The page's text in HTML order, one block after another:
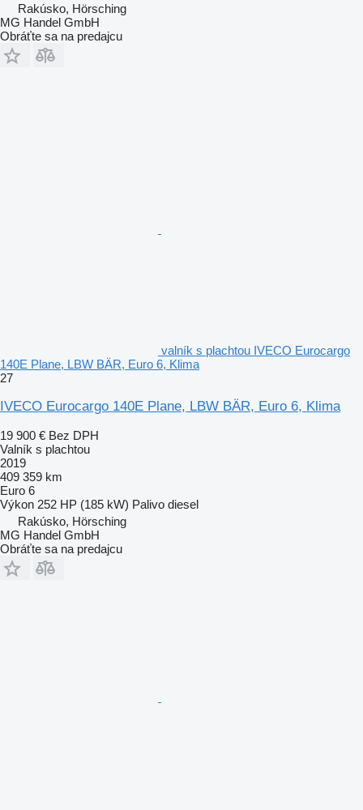
Rakúsko, Hörsching
MG Handel GmbH
Obráťte sa na predajcu
valník s plachtou IVECO Eurocargo
140E Plane, LBW BÄR, Euro 6, Klima
27
IVECO Eurocargo 140E Plane, LBW BÄR, Euro 6, Klima
19 900 € Bez DPH
Valník s plachtou
2019
409 359 km
Euro 6
Výkon 252 HP (185 kW) Palivo diesel
Rakúsko, Hörsching
MG Handel GmbH
Obráťte sa na predajcu